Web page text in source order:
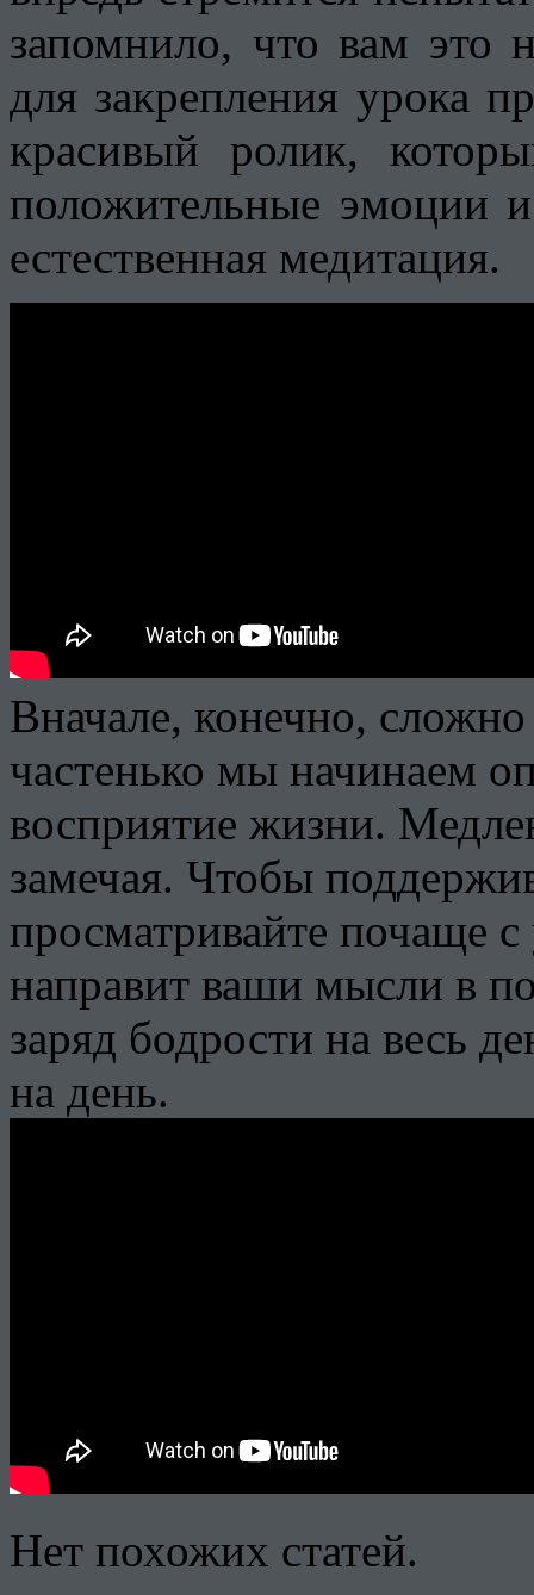
запомнило, что вам это
для закрепления урока
красивый ролик,
положительные эмоции и
естественная медитация.
Вначале, конечно,
частенько мы начинаем
восприятие жизни.
замечая. Чтобы
просматривайте почаще
направит ваши мысли в
заряд бодрости на весь
на день.
Нет похожих статей.